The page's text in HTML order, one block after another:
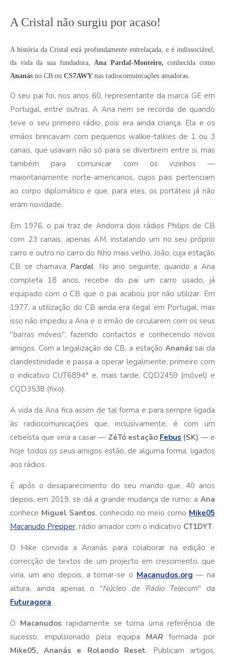
A Cristal não surgiu por acaso!
A história da Cristal está profundamente entrelaçada, e é indissociável,
da vida da sua fundadora, Ana Pardal-Monteiro, conhecida como
Ananás no CB ou CS7AWY nas radiocomunicações amadoras.
O seu pai foi, nos anos 60, representante da marca GE em
Portugal, entre outras. A Ana nem se recorda de quando
teve o seu primeiro rádio, pois era ainda criança. Ela e os
irmãos brincavam com pequenos walkie-talkies de 1 ou 3
canais, que usavam não só para se divertirem entre si, mas
também para comunicar com os vizinhos —
maioritariamente norte-americanos, cujos pais pertenciam
ao corpo diplomático e que, para eles, os portáteis já não
eram novidade.
Em 1976, o pai traz de Andorra dois rádios Philips de CB
com 23 canais, apenas AM, instalando um no seu próprio
carro e outro no carro do filho mais velho, João, cuja estação
CB se chamava Pardal. No ano seguinte, quando a Ana
completa 18 anos, recebe do pai um carro usado, já
equipado com o CB que o pai acabou por não utilizar. Em
1977, a utilização do CB ainda era ilegal em Portugal, mas
isso não impediu a Ana e o irmão de circularem com os seus
"barras móveis", fazendo contactos e conhecendo novos
amigos. Com a legalização do CB, a estação Ananás sai da
clandestinidade e passa a operar legalmente, primeiro com
o indicativo CUT6894* e, mais tarde, CQD2459 (móvel) e
CQD3538 (fixo).
A vida da Ana fica assim de tal forma e para sempre ligada
às radiocomunicações que, inclusivamente, é com um
cebeísta que viria a casar — ZéTó estação Febus (SK) — e
hoje todos os seus amigos estão, de alguma forma, ligados
aos rádios.
É após o desaparecimento do seu marido que, 40 anos
depois, em 2019, se dá a grande mudança de rumo: a Ana
conhece Miguel Santos, conhecido no meio como Mike05
Macanudo Prepper, rádio amador com o indicativo CT1DYT.
O Mike convida a Ananás para colaborar na edição e
correcção de textos de um projecto em crescimento, que
viria, um ano depois, a tornar-se o Macanudos.org — na
altura, ainda apenas o "Núcleo de Rádio Telecom" da
Futuragora.
O Macanudos rapidamente se torna uma referência de
sucesso, impulsionado pela equipaMAR formada por
Mike05, Ananás e Rolando Reset. Publicam artigos,